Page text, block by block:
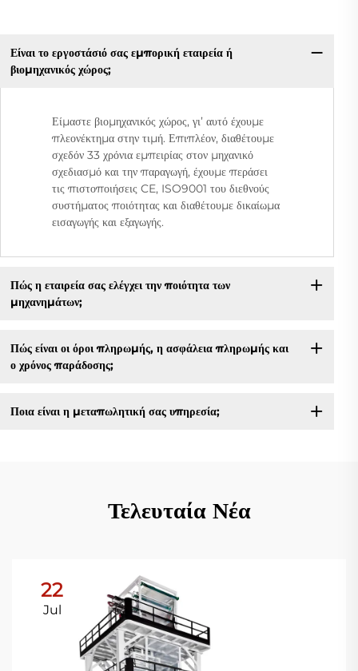
Είναι το εργοστάσιό σας εμπορική εταιρεία ή
βιομηχανικός χώρος;
Είμαστε βιομηχανικός χώρος, γι’ αυτό έχουμε
πλεονέκτημα στην τιμή. Επιπλέον, διαθέτουμε
σχεδόν 33 χρόνια εμπειρίας στον μηχανικό
σχεδιασμό και την παραγωγή, έχουμε περάσει
τις πιστοποιήσεις CE, ISO9001 του διεθνούς
συστήματος ποιότητας και διαθέτουμε δικαίωμα
εισαγωγής και εξαγωγής.
Πώς η εταιρεία σας ελέγχει την ποιότητα των
μηχανημάτων;
Πώς είναι οι όροι πληρωμής, η ασφάλεια πληρωμής και
ο χρόνος παράδοσης;
Ποια είναι η μεταπωλητική σας υπηρεσία;
Τελευταία Νέα
22
Jul